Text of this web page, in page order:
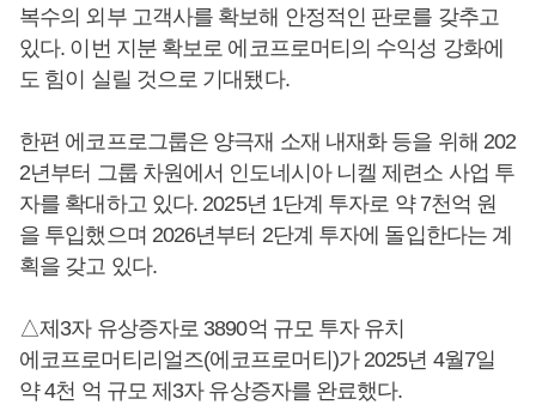
복수의 외부 고객사를 확보해 안정적인 판로를 갖추고
있다. 이번 지분 확보로 에코프로머티의 수익성 강화에
도 힘이 실릴 것으로 기대됐다.
한편 에코프로그룹은 양극재 소재 내재화 등을 위해 202
2년부터 그룹 차원에서 인도네시아 니켈 제련소 사업 투
자를 확대하고 있다. 2025년 1단계 투자로 약 7천억 원
을 투입했으며 2026년부터 2단계 투자에 돌입한다는 계
획을 갖고 있다.
△제3자 유상증자로 3890억 규모 투자 유치
에코프로머티리얼즈(에코프로머티)가 2025년 4월7일
약 4천 억 규모 제3자 유상증자를 완료했다.